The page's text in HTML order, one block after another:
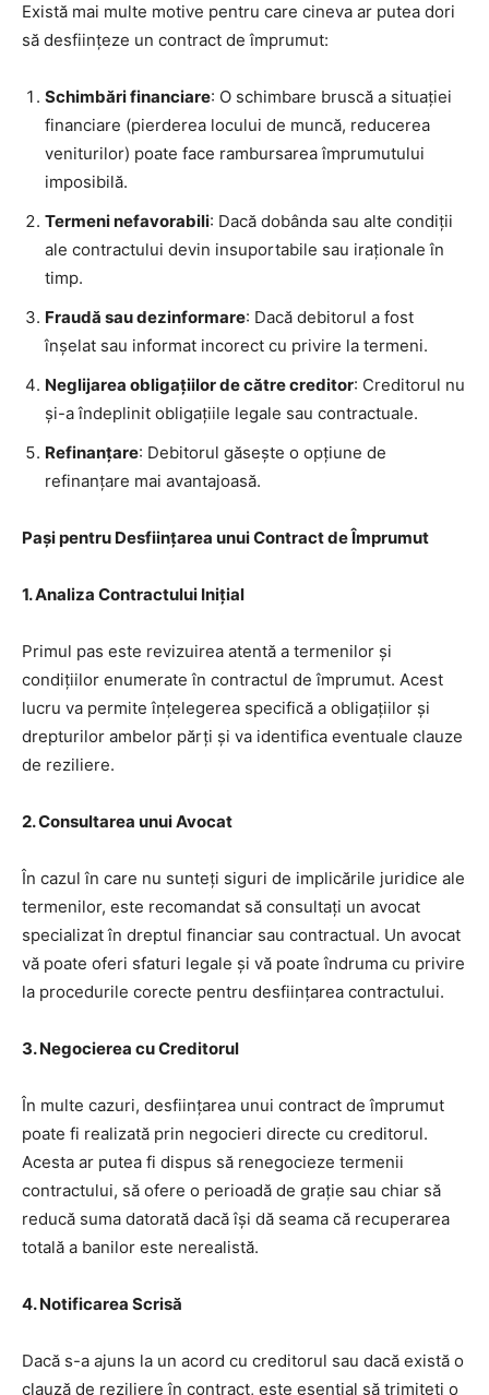
Există mai multe motive pentru care cineva ar putea dori
să desființeze un contract de împrumut:
Schimbări financiare: O schimbare bruscă a situației
financiare (pierderea locului de muncă, reducerea
veniturilor) poate face rambursarea împrumutului
imposibilă.
Termeni nefavorabili: Dacă dobânda sau alte condiții
ale contractului devin insuportabile sau iraționale în
timp.
Fraudă sau dezinformare: Dacă debitorul a fost
înșelat sau informat incorect cu privire la termeni.
Neglijarea obligațiilor de către creditor: Creditorul nu
și-a îndeplinit obligațiile legale sau contractuale.
Refinanțare: Debitorul găsește o opțiune de
refinanțare mai avantajoasă.
Pași pentru Desființarea unui Contract de Împrumut
1. Analiza Contractului Inițial
Primul pas este revizuirea atentă a termenilor și
condițiilor enumerate în contractul de împrumut. Acest
lucru va permite înțelegerea specifică a obligațiilor și
drepturilor ambelor părți și va identifica eventuale clauze
de reziliere.
2. Consultarea unui Avocat
În cazul în care nu sunteți siguri de implicările juridice ale
termenilor, este recomandat să consultați un avocat
specializat în dreptul financiar sau contractual. Un avocat
vă poate oferi sfaturi legale și vă poate îndruma cu privire
la procedurile corecte pentru desființarea contractului.
3. Negocierea cu Creditorul
În multe cazuri, desființarea unui contract de împrumut
poate fi realizată prin negocieri directe cu creditorul.
Acesta ar putea fi dispus să renegocieze termenii
contractului, să ofere o perioadă de grație sau chiar să
reducă suma datorată dacă își dă seama că recuperarea
totală a banilor este nerealistă.
4. Notificarea Scrisă
Dacă s-a ajuns la un acord cu creditorul sau dacă există o
clauză de reziliere în contract, este esențial să trimiteți o